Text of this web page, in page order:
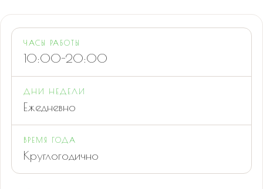
ЧАСЫ РАБОТЫ
10:00-20:00
ДНИ НЕДЕЛИ
Ежедневно
ВРЕМЯ ГОДА
Круглогодично